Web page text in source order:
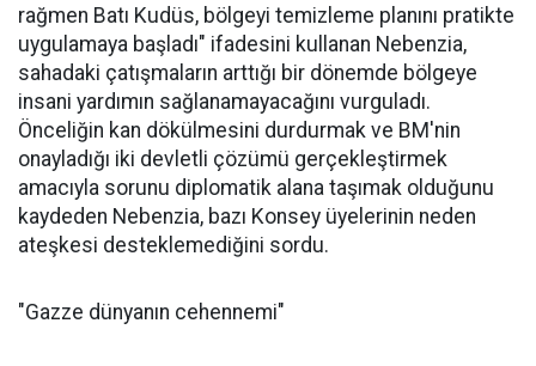
rağmen Batı Kudüs, bölgeyi temizleme planını pratikte
uygulamaya başladı" ifadesini kullanan Nebenzia,
sahadaki çatışmaların arttığı bir dönemde bölgeye
insani yardımın sağlanamayacağını vurguladı.
Önceliğin kan dökülmesini durdurmak ve BM'nin
onayladığı iki devletli çözümü gerçekleştirmek
amacıyla sorunu diplomatik alana taşımak olduğunu
kaydeden Nebenzia, bazı Konsey üyelerinin neden
ateşkesi desteklemediğini sordu.
"Gazze dünyanın cehennemi"